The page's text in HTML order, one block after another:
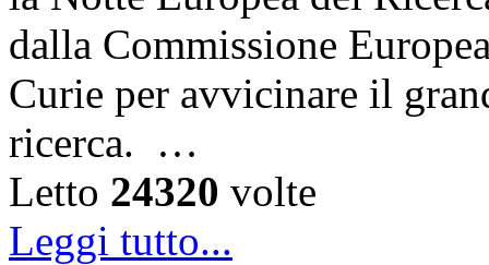
dalla Commissione
Curie per avvicinare il
ricerca. …
Letto 24320 volte
Leggi tutto...